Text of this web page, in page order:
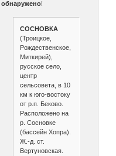
обнаружено!
СОСНОВКА
(Троицкое,
Рождественское,
Миткирей),
русское село,
центр
сельсовета, в 10
км к юго-востоку
от р.п. Беково.
Расположено на
р. Сосновке
(бассейн Хопра).
Ж.-д. ст.
Вертуновская.